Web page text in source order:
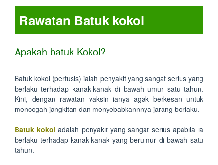
Rawatan Batuk kokol
Apakah batuk Kokol?
Batuk kokol (pertusis) ialah penyakit yang sangat serius yang
berlaku terhadap kanak-kanak di bawah umur satu tahun.
Kini, dengan rawatan vaksin ianya agak berkesan untuk
mencegah jangkitan dan menyebabkannnya jarang berlaku.
Batuk kokol adalah penyakit yang sangat serius apabila ia
berlaku terhadap kanak-kanak yang berumur di bawah satu
tahun.